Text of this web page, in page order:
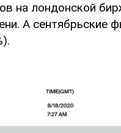
на лондонской
А сентябрьские